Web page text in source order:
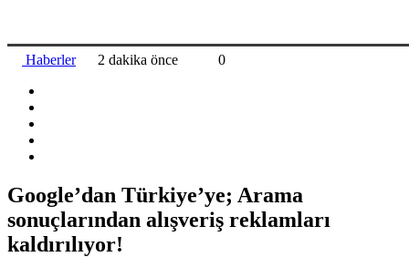
Haberler 2 dakika önce 0
Google’dan Türkiye’ye; Arama
sonuçlarından alışveriş reklamları
kaldırılıyor!